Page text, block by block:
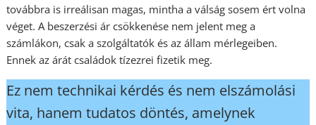
továbbra is irreálisan magas, mintha a válság sosem ért volna
véget. A beszerzési ár csökkenése nem jelent meg a
számlákon, csak a szolgáltatók és az állam mérlegeiben.
Ennek az árát családok tízezrei fizetik meg.
Ez nem technikai kérdés és nem elszámolási
vita, hanem tudatos döntés, amelynek